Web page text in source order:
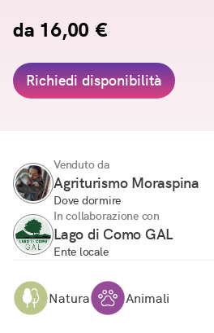
Venduto da
Agriturismo Moraspina
Dove dormire
In collaborazione con
Lago di Como GAL
Ente locale
Natura Animali
da 16,00 €
Richiedi disponibilità